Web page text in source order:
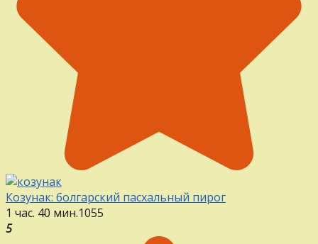
Козунак: болгарский пасхальный пирог
1 час. 40 мин.1055
5